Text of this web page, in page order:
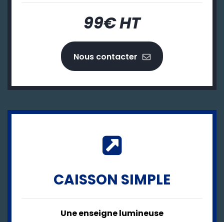
99€ HT
Nous contacter
CAISSON SIMPLE
Une enseigne lumineuse